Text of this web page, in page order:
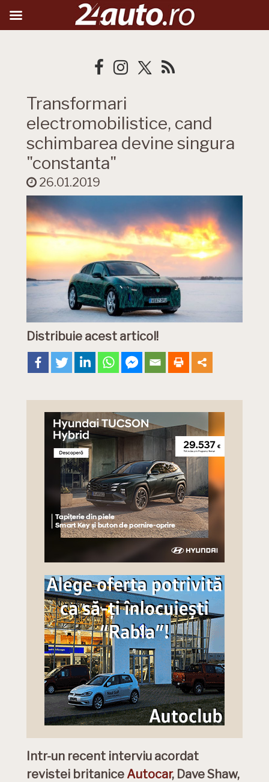
Transformari
electromobilistice, cand
schimbarea devine singura
"constanta"
26.01.2019
Distribuie acest articol!
Intr-un recent interviu acordat
revistei britanice Autocar, Dave Shaw,